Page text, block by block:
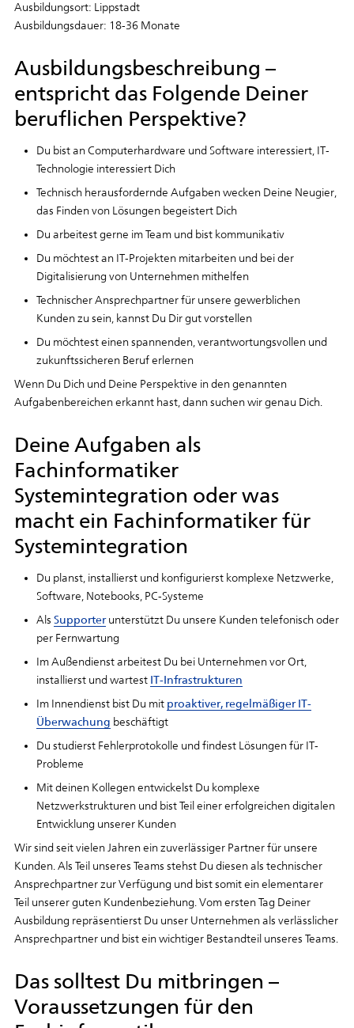
Ausbildungsort: Lippstadt
Ausbildungsdauer: 18-36 Monate
Ausbildungsbeschreibung –
entspricht das Folgende Deiner
beruflichen Perspektive?
Du bist an Computerhardware und Software interessiert, IT-
Technologie interessiert Dich
Technisch herausfordernde Aufgaben wecken Deine Neugier,
das Finden von Lösungen begeistert Dich
Du arbeitest gerne im Team und bist kommunikativ
Du möchtest an IT-Projekten mitarbeiten und bei der
Digitalisierung von Unternehmen mithelfen
Technischer Ansprechpartner für unsere gewerblichen
Kunden zu sein, kannst Du Dir gut vorstellen
Du möchtest einen spannenden, verantwortungsvollen und
zukunftssicheren Beruf erlernen
Wenn Du Dich und Deine Perspektive in den genannten
Aufgabenbereichen erkannt hast, dann suchen wir genau Dich.
Deine Aufgaben als
Fachinformatiker
Systemintegration oder was
macht ein Fachinformatiker für
Systemintegration
Du planst, installierst und konfigurierst komplexe Netzwerke,
Software, Notebooks, PC-Systeme
Als Supporterunterstützt Du unsere Kunden telefonisch oder
per Fernwartung
Im Außendienst arbeitest Du bei Unternehmen vor Ort,
installierst und wartest IT-Infrastrukturen
Im Innendienst bist Du mit proaktiver, regelmäßiger IT-
Überwachung beschäftigt
Du studierst Fehlerprotokolle und findest Lösungen für IT-
Probleme
Mit deinen Kollegen entwickelst Du komplexe
Netzwerkstrukturen und bist Teil einer erfolgreichen digitalen
Entwicklung unserer Kunden
Wir sind seit vielen Jahren ein zuverlässiger Partner für unsere
Kunden. Als Teil unseres Teams stehst Du diesen als technischer
Ansprechpartner zur Verfügung und bist somit ein elementarer
Teil unserer guten Kundenbeziehung. Vom ersten Tag Deiner
Ausbildung repräsentierst Du unser Unternehmen als verlässlicher
Ansprechpartner und bist ein wichtiger Bestandteil unseres Teams.
Das solltest Du mitbringen –
Voraussetzungen für den